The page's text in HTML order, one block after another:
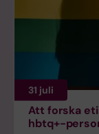
31 juli
Att forska
hbtq+-